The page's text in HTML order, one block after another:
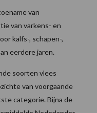
van
van varkens- en
kalfs-, schapen-,
eerdere jaren.
soorten vlees
van voorgaande
categorie. Bijna de